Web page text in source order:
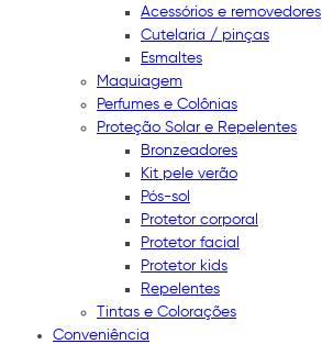
Acessórios e removedores
Cutelaria / pinças
Esmaltes
Maquiagem
Perfumes e Colônias
Proteção Solar e Repelentes
Bronzeadores
Kit pele verão
Pós-sol
Protetor corporal
Protetor facial
Protetor kids
Repelentes
Tintas e Colorações
Conveniência